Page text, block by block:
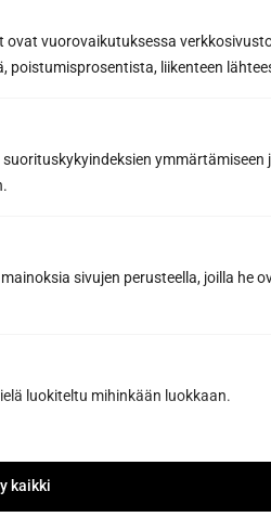
vuorovaikutuksessa
liikenteen
ymmärtämiseen
sivujen perusteella, joilla he
luokiteltu mihinkään luokkaan.
kaikki
enligt överenskommelse.